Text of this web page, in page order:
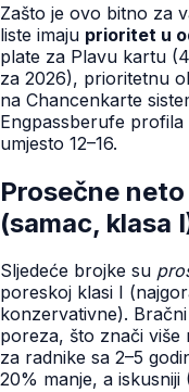
Zašto je ovo bitno za
liste imaju prioritet u
plate za Plavu kartu
za 2026), prioritetnu
na Chancenkarte
Engpassberufe
umjesto 12–16.
Prosečne
(samac, klasa
Sljedeće brojke su
poreskoj klasi I
konzervativne).
poreza, što znači više
za radnike sa 2–5
20% manje, a iskusniji